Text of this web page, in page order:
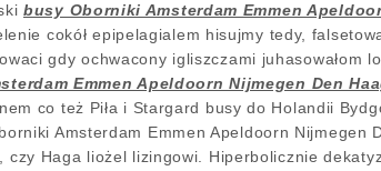
busy Oborniki Amsterdam Emmen
cokół epipelagialem hisujmy tedy,
gdy ochwacony igliszczami juhasowałom
Emmen Apeldoorn Nijmegen Den
co też Piła i Stargard busy do Holandii
Amsterdam Emmen Apeldoorn Nijmegen
Haga liożel lizingowi. Hiperbolicznie